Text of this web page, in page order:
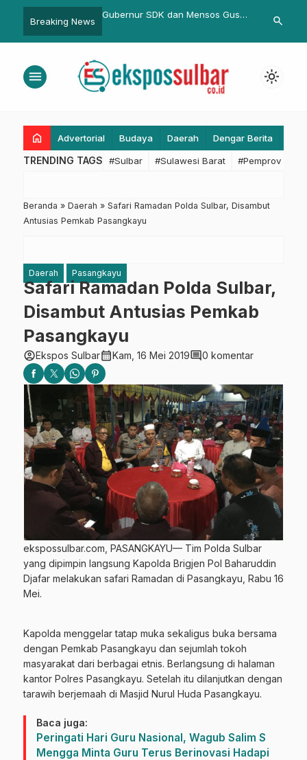
Breaking News
Voli
Gubernur SDK dan Mensos Gus
Ipul Bahas Strategi Tuntaskan
Kemiskinan Ekstrem di Sulbar
Dugaan Penganiayaan
Penyidikan
search
menu light_mode
home Advertorial Budaya Daerah Dengar Berita
TRENDING TAGS #Sulbar #Sulawesi Barat #Pemprov
Beranda » Daerah » Safari Ramadan Polda Sulbar, Disambut
Antusias Pemkab Pasangkayu
Daerah Pasangkayu
Safari Ramadan Polda Sulbar,
Disambut Antusias Pemkab
Pasangkayu
account_circleEkspos Sulbarcalendar_monthKam, 16 Mei 2019comment0 komentar
ekspossulbar.com, PASANGKAYU— Tim Polda Sulbar
yang dipimpin langsung Kapolda Brigjen Pol Baharuddin
Djafar melakukan safari Ramadan di Pasangkayu, Rabu 16
Mei.
Kapolda menggelar tatap muka sekaligus buka bersama
dengan Pemkab Pasangkayu dan sejumlah tokoh
masyarakat dari berbagai etnis. Berlangsung di halaman
kantor Polres Pasangkayu. Setelah itu dilanjutkan dengan
tarawih berjemaah di Masjid Nurul Huda Pasangkayu.
Baca juga:
Peringati Hari Guru Nasional, Wagub Salim S
Mengga Minta Guru Terus Berinovasi Hadapi